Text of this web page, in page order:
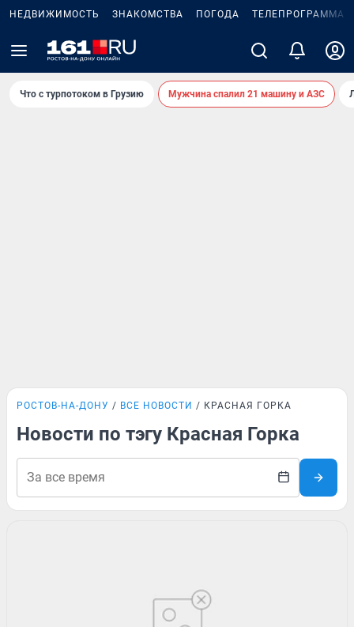
НЕДВИЖИМОСТЬ ЗНАКОМСТВА ПОГОДА ТЕЛЕПРОГРАММА
Что с турпотоком в Грузию Мужчина спалил 21 машину и АЗС
РОСТОВ-НА-ДОНУ ВСЕ НОВОСТИ КРАСНАЯ ГОРКА
Новости по тэгу Красная Горка